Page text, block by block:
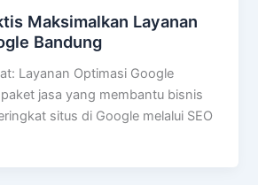
Maksimalkan Layanan
Bandung
Layanan Optimasi Google
jasa yang membantu bisnis
situs di Google melalui SEO